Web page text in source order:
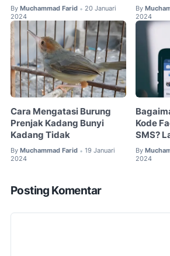
By Muchammad Farid • 20 Januari
2024
By
2024
Cara Mengatasi Burung
Prenjak Kadang Bunyi
Kadang Tidak
By Muchammad Farid • 19 Januari
2024
Kode
SMS?
By
2024
Posting Komentar